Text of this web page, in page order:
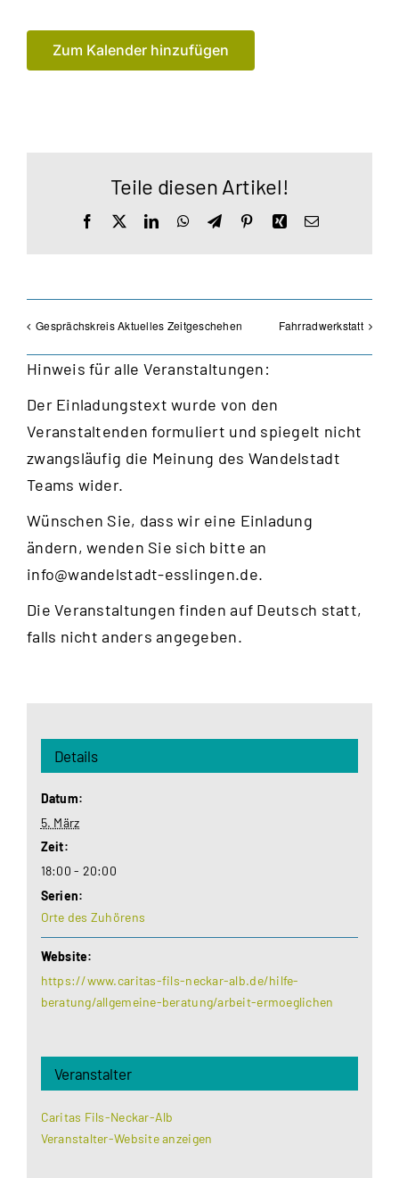
Zum Kalender hinzufügen
Teile diesen Artikel!
Facebook LinkedInWhatsApp
TelegramPinterestXingE-
Gesprächskreis Aktuelles Zeitgeschehen Fahrradwerkstatt
Hinweis für alle Veranstaltungen:
Der Einladungstext wurde von den
Veranstaltenden formuliert und spiegelt nicht
zwangsläufig die Meinung des Wandelstadt
Teams wider.
Wünschen Sie, dass wir eine Einladung
ändern, wenden Sie sich bitte an
info@wandelstadt-esslingen.de.
Die Veranstaltungen finden auf Deutsch statt,
falls nicht anders angegeben.
Details
Datum:
5. März
Zeit:
18:00 - 20:00
Serien:
Orte des Zuhörens
Website:
https://www.caritas-fils-neckar-alb.de/hilfe-
beratung/allgemeine-beratung/arbeit-ermoeglichen
Veranstalter
Caritas Fils-Neckar-Alb
Veranstalter-Website anzeigen